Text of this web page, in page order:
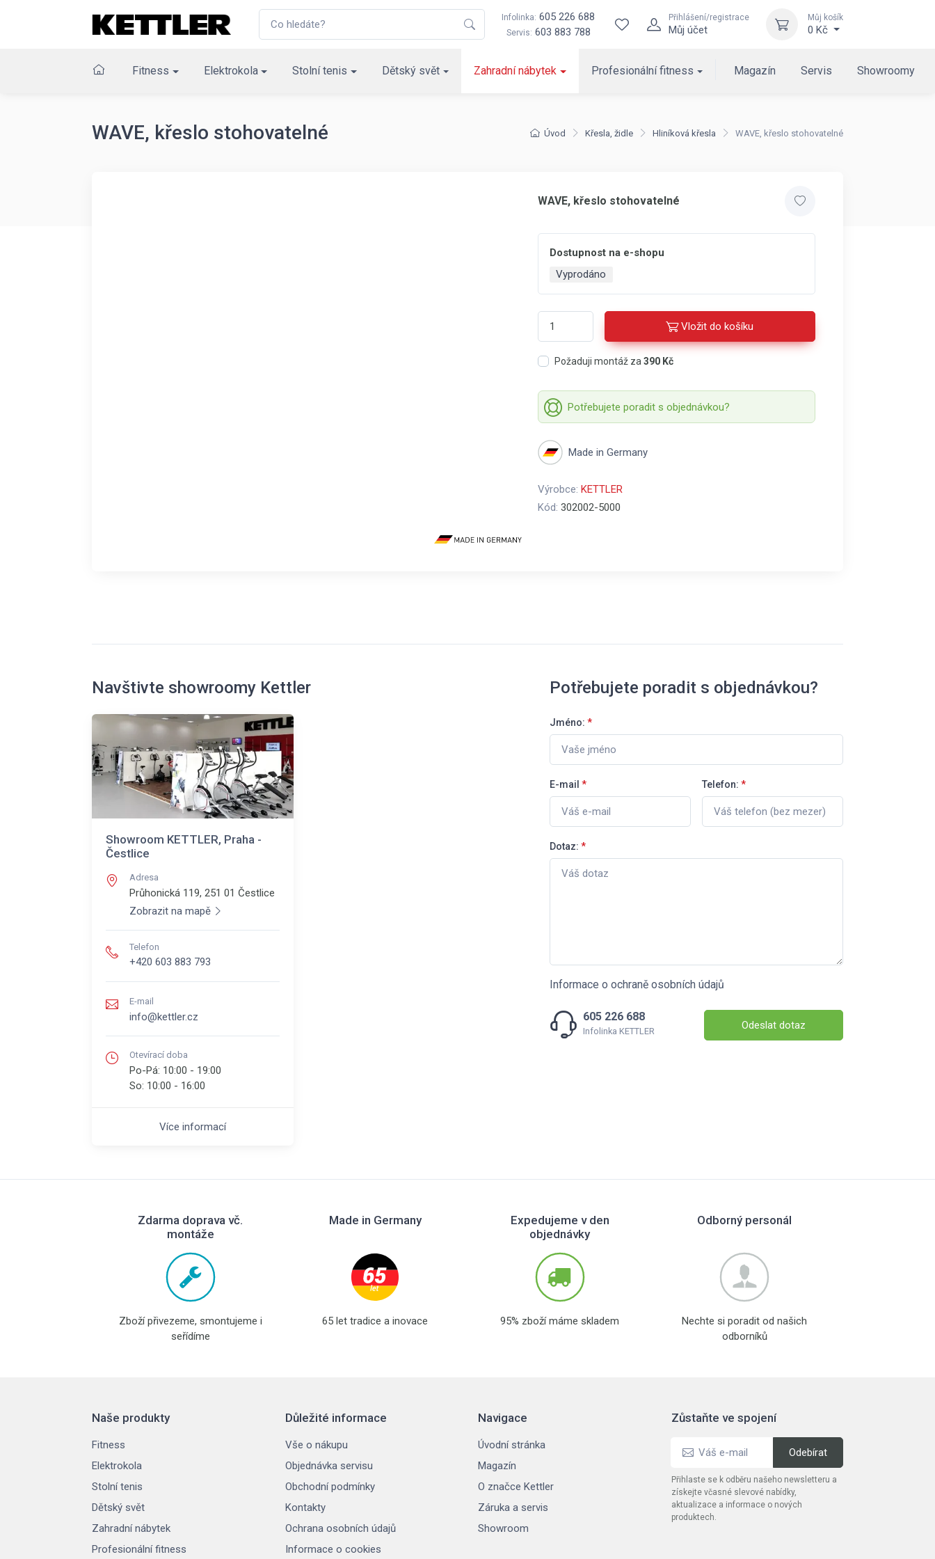
Infolinka: 605 226 688
Servis: 603 883 788
Přihlášení/registrace
Můj účet
Můj košík
0 Kč
Fitness Elektrokola Stolní tenis Dětský svět Zahradní nábytek Profesionální fitness Magazín Servis Showroomy
Úvod Křesla, židle Hliníková křesla WAVE, křeslo stohovatelné
WAVE, křeslo stohovatelné
WAVE, křeslo stohovatelné
Dostupnost na e-shopu
Vyprodáno
Vložit do košíku
Požaduji montáž za 390 Kč
Potřebujete poradit s objednávkou?
Made in Germany
Výrobce: KETTLER
Kód: 302002-5000
Navštivte showroomy Kettler
Showroom KETTLER, Praha -
Čestlice
Adresa
Průhonická 119, 251 01 Čestlice
Zobrazit na mapě
Telefon
+420 603 883 793
E-mail
info@kettler.cz
Otevírací doba
Po-Pá: 10:00 - 19:00
So: 10:00 - 16:00
Více informací
Potřebujete poradit s objednávkou?
Jméno: *
E-mail * Telefon: *
Dotaz: *
Informace o ochraně osobních údajů
605 226 688
Infolinka KETTLER Odeslat dotaz
Zdarma doprava vč.
montáže
Zboží přivezeme, smontujeme i
seřídíme
Made in Germany
65 let tradice a inovace
Expedujeme v den
objednávky
95% zboží máme skladem
Odborný personál
Nechte si poradit od našich
odborníků
Naše produkty
Fitness
Elektrokola
Stolní tenis
Dětský svět
Zahradní nábytek
Profesionální fitness
Důležité informace
Vše o nákupu
Objednávka servisu
Obchodní podmínky
Kontakty
Ochrana osobních údajů
Informace o cookies
Navigace
Úvodní stránka
Magazín
O značce Kettler
Záruka a servis
Showroom
Zůstaňte ve spojení
Přihlaste se k odběru našeho newsletteru a
získejte včasné slevové nabídky,
aktualizace a informace o nových
produktech.